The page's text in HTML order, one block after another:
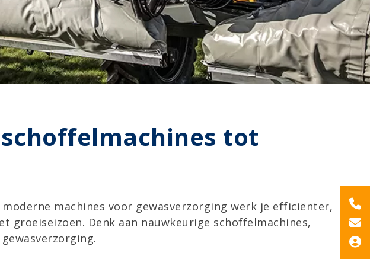
schoffelmachines tot
machines voor gewasverzorging werk je efficiënter,
Denk aan nauwkeurige schoffelmachines,